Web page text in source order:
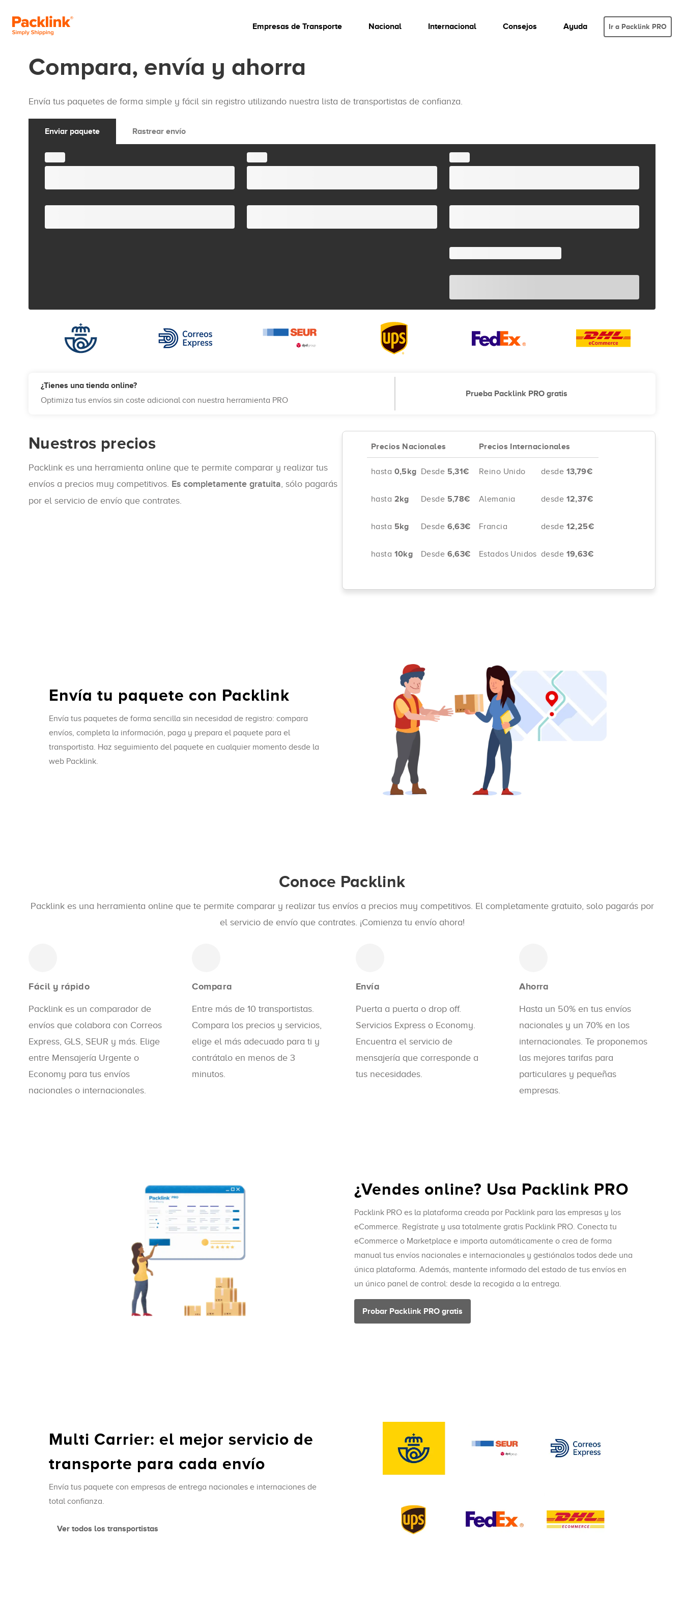
Empresas de Transporte Nacional Internacional Consejos Ayuda Ir a Packlink PRO
Compara, envía y ahorra
Envía tus paquetes de forma simple y fácil sin registro utilizando nuestra lista de transportistas de confianza.
Enviar paquete Rastrear envío
¿Tienes una tienda online?
Optimiza tus envíos sin coste adicional con nuestra herramienta PRO
Prueba Packlink PRO gratis
Nuestros precios
Packlink es una herramienta online que te permite comparar y realizar tus
envíos a precios muy competitivos. Es completamente gratuita, sólo pagarás
por el servicio de envío que contrates.
Precios Nacionales
hasta 0,5kg Desde 5,31€
hasta 2kg Desde 5,78€
hasta 5kg Desde 6,63€
hasta 10kg Desde 6,63€
Precios Internacionales
Reino Unido desde 13,79€
Alemania desde 12,37€
Francia desde 12,25€
Estados Unidos desde 19,63€
Envía tu paquete con Packlink
Envía tus paquetes de forma sencilla sin necesidad de registro: compara
envíos, completa la información, paga y prepara el paquete para el
transportista. Haz seguimiento del paquete en cualquier momento desde la
web Packlink.
Conoce Packlink
Packlink es una herramienta online que te permite comparar y realizar tus envíos a precios muy competitivos. El completamente gratuito, solo pagarás por
el servicio de envío que contrates. ¡Comienza tu envío ahora!
Fácil y rápido
Packlink es un comparador de
envíos que colabora con Correos
Express, GLS, SEUR y más. Elige
entre Mensajería Urgente o
Economy para tus envíos
nacionales o internacionales.
Compara
Entre más de 10 transportistas.
Compara los precios y servicios,
elige el más adecuado para ti y
contrátalo en menos de 3
minutos.
Envía
Puerta a puerta o drop off.
Servicios Express o Economy.
Encuentra el servicio de
mensajería que corresponde a
tus necesidades.
Ahorra
Hasta un 50% en tus envíos
nacionales y un 70% en los
internacionales. Te proponemos
las mejores tarifas para
particulares y pequeñas
empresas.
¿Vendes online? Usa Packlink PRO
Packlink PRO es la plataforma creada por Packlink para las empresas y los
eCommerce. Regístrate y usa totalmente gratis Packlink PRO. Conecta tu
eCommerce o Marketplace e importa automáticamente o crea de forma
manual tus envíos nacionales e internacionales y gestiónalos todos dede una
única plataforma. Además, mantente informado del estado de tus envíos en
un único panel de control: desde la recogida a la entrega.
Probar Packlink PRO gratis
Multi Carrier: el mejor servicio de
transporte para cada envío
Envía tus paquete con empresas de entrega nacionales e internaciones de
total confianza.
Ver todos los transportistas